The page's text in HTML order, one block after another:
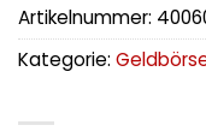
Artikelnummer:
Kategorie: